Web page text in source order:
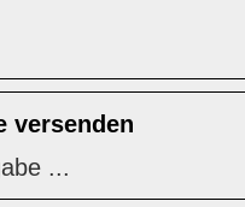
versenden
...